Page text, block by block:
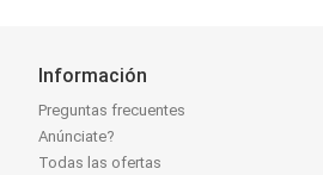
Información
Preguntas frecuentes
Anúnciate?
Todas las ofertas